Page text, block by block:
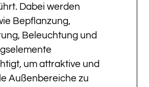
Dabei werden
Bepflanzung,
Beleuchtung und
um attraktive und
Außenbereiche zu